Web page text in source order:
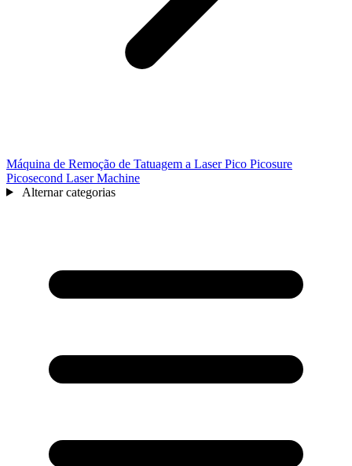
Máquina de Remoção de Tatuagem a Laser Pico Picosure
Picosecond Laser Machine
Alternar categorias